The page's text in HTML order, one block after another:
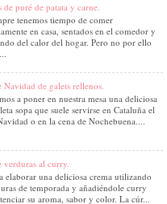
de puré de patata y carne.
tenemos tiempo de comer
en casa, sentados en el comedor y
del calor del hogar. Pero no por ello
Navidad de galets rellenos.
a poner en nuestra mesa una deliciosa
sopa que suele servirse en Cataluña el
o en la cena de Nochebuena....
verduras al curry.
elaborar una deliciosa crema utilizando
de temporada y añadiéndole curry
su aroma, sabor y color. La cúr...